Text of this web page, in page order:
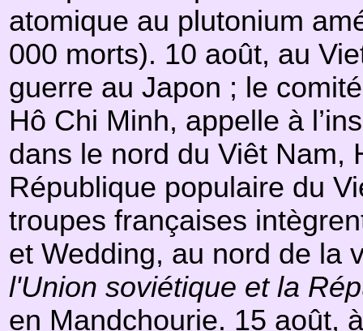
atomique au plutonium
000 morts). 10 août, au
guerre au Japon ; le
Hô Chi Minh, appelle à
dans le nord du Viêt Nam,
République populaire du
troupes françaises
et Wedding, au nord de la
l'Union soviétique et la
en Mandchourie. 15 août,